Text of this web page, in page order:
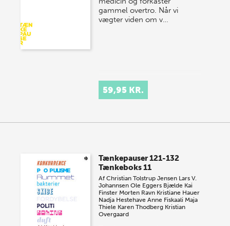
gammel overtro. Når vi
vægter viden om v…
59,95 KR.
Tænkepauser 121-132
Tænkeboks 11
AfChristian Tolstrup Jensen Lars V.
Johannsen Ole Eggers Bjælde Kai
Finster Morten Ravn Kristiane Hauer
Nadja Hestehave Anne Fiskaali Maja
Thiele Karen Thodberg Kristian
Overgaard